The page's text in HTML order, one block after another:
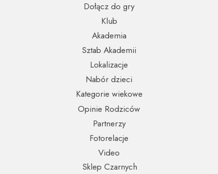
Partnerzy
Opinie Rodziców
Nabór dzieci
Sklep Czarnych
Video
Fotorelacje
Kategorie wiekowe
Lokalizacje
Sztab Akademii
Dołącz do gry
Akademia
Klub